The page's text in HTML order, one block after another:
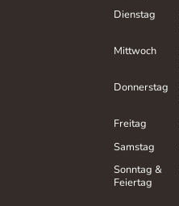
Dienstag
Mittwoch
Donnerstag
Freitag
Samstag
Sonntag &
Feiertag